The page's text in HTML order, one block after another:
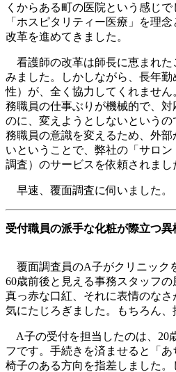
くからある町の医院という感じ
「ホスピタリティー医療」を理
改革を進めてきました。
看護師の改革は師長に恵まれた
みました。しかしながら、長年
性）が、全く協力してくれませ
務職員の仕事ぶりが機械的で、
のに、変えようとしないという
務職員の意識を変えるため、外
いということで、弊社の「サロ
調査）のサービスを依頼されまし
早速、覆面調査に伺いました。
受付職員の派手な化粧が際立つ異
覆面調査員のA子がクリニック
60歳前後と見える事務スタッフ
真っ赤な口紅、それに表情のな
気にたじろぎました。もちろん、
A子の受付を担当したのは、20
フです。手続きを済ませると「
椅子のある方向を指差しました